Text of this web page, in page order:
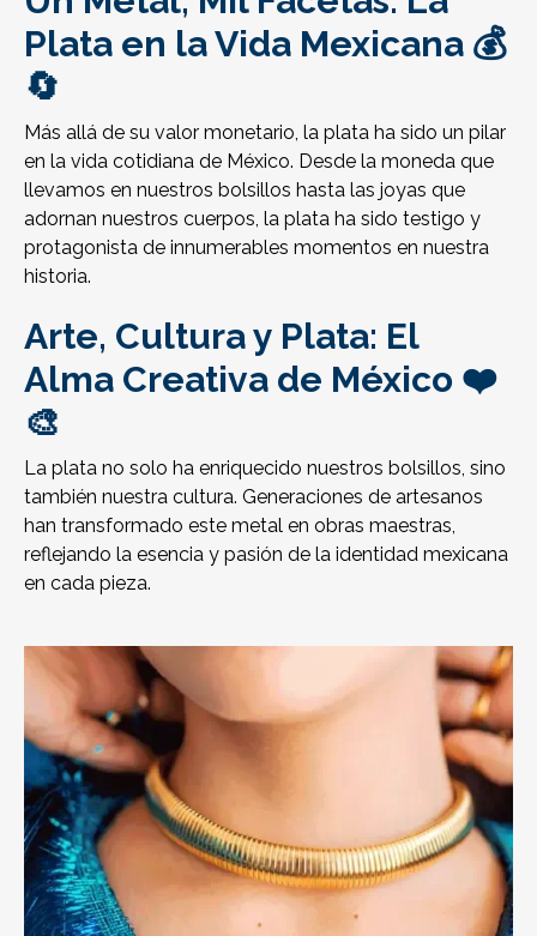
Plata en la Vida Mexicana 💰
🔄
Más allá de su valor monetario, la plata ha sido un pilar
en la vida cotidiana de México. Desde la moneda que
llevamos en nuestros bolsillos hasta las joyas que
adornan nuestros cuerpos, la plata ha sido testigo y
protagonista de innumerables momentos en nuestra
historia.
Arte, Cultura y Plata: El
Alma Creativa de México ❤️
🎨
La plata no solo ha enriquecido nuestros bolsillos, sino
también nuestra cultura. Generaciones de artesanos
han transformado este metal en obras maestras,
reflejando la esencia y pasión de la identidad mexicana
en cada pieza.